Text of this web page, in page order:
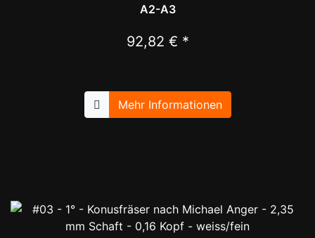
A2-A3
92,82 € *
Mehr Informationen